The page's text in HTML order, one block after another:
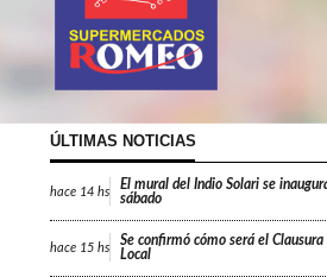
ÚLTIMAS NOTICIAS
hace 14 hs
El mural del Indio Solari se
sábado
hace 15 hs
Se confirmó cómo será el Clausura
Local